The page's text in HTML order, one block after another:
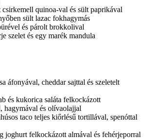
quinoa-val és sült paprikával
sült lazac fokhagymás
és párolt brokkolival
szelet és egy marék mandula
áfonyával, cheddar sajttal és szeletelt
és kukorica saláta felkockázott
hagymával és olívaolajjal
taco teljes kiőrlésű tortillával, spenóttal
joghurt felkockázott almával és fehérjeporral